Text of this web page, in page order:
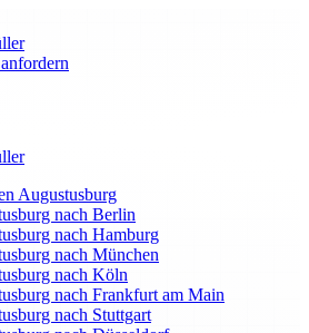
Augustusburg
nach Berlin
nach Hamburg
nach München
nach Köln
nach Frankfurt am Main
nach Stuttgart